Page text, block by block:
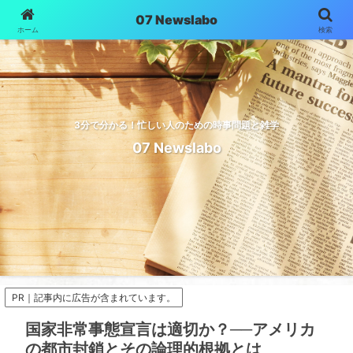
3分で分かる！忙しい人のための時事問題と雑学
07 Newslabo
PR｜記事内に広告が含まれています。
国家非常事態宣言は適切か？──アメリカ
の都市封鎖とその論理的根拠とは
ホーム
07 Newslabo
検索